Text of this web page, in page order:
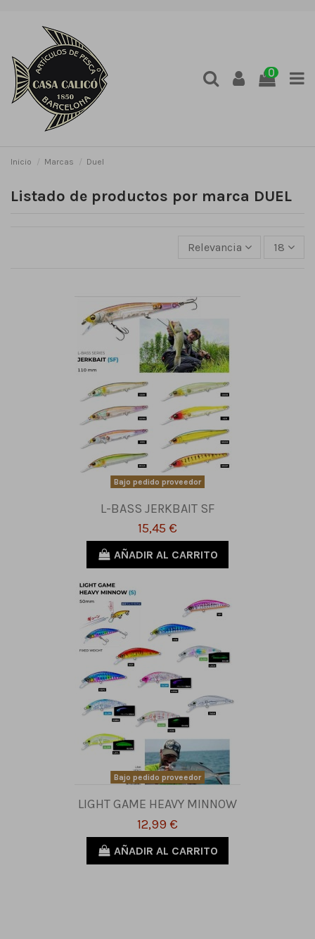
0
Inicio Marcas Duel
Listado de productos por marca DUEL
Relevancia 18
Bajo pedido proveedor
L-BASS JERKBAIT SF
15,45 €
AÑADIR AL CARRITO
Bajo pedido proveedor
LIGHT GAME HEAVY MINNOW
12,99 €
AÑADIR AL CARRITO